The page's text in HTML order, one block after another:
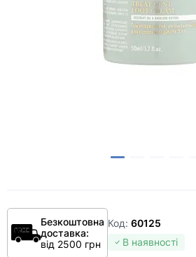
Безкоштовна
доставка:
від 2500 грн
Код: 60125
В наявності